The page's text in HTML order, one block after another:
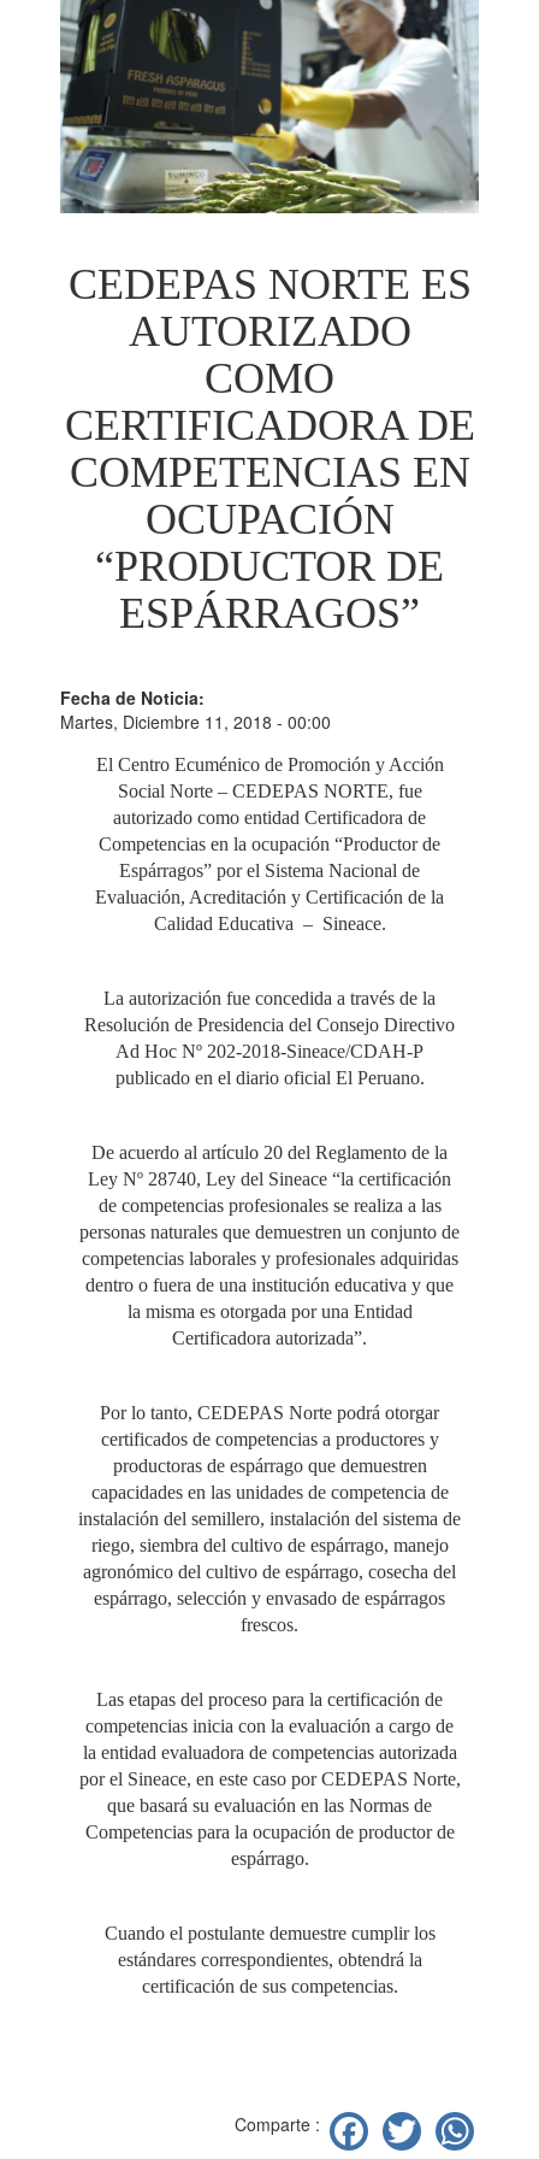
CEDEPAS NORTE ES
AUTORIZADO
COMO
CERTIFICADORA DE
COMPETENCIAS EN
OCUPACIÓN
“PRODUCTOR DE
ESPÁRRAGOS”
Fecha de Noticia:
Martes, Diciembre 11, 2018 - 00:00
El Centro Ecuménico de Promoción y Acción
Social Norte – CEDEPAS NORTE, fue
autorizado como entidad Certificadora de
Competencias en la ocupación “Productor de
Espárragos” por el Sistema Nacional de
Evaluación, Acreditación y Certificación de la
Calidad Educativa – Sineace.
La autorización fue concedida a través de la
Resolución de Presidencia del Consejo Directivo
Ad Hoc Nº 202-2018-Sineace/CDAH-P
publicado en el diario oficial El Peruano.
De acuerdo al artículo 20 del Reglamento de la
Ley Nº 28740, Ley del Sineace “la certificación
de competencias profesionales se realiza a las
personas naturales que demuestren un conjunto de
competencias laborales y profesionales adquiridas
dentro o fuera de una institución educativa y que
la misma es otorgada por una Entidad
Certificadora autorizada”.
Por lo tanto, CEDEPAS Norte podrá otorgar
certificados de competencias a productores y
productoras de espárrago que demuestren
capacidades en las unidades de competencia de
instalación del semillero, instalación del sistema de
riego, siembra del cultivo de espárrago, manejo
agronómico del cultivo de espárrago, cosecha del
espárrago, selección y envasado de espárragos
frescos.
Las etapas del proceso para la certificación de
competencias inicia con la evaluación a cargo de
la entidad evaluadora de competencias autorizada
por el Sineace, en este caso por CEDEPAS Norte,
que basará su evaluación en las Normas de
Competencias para la ocupación de productor de
espárrago.
Cuando el postulante demuestre cumplir los
estándares correspondientes, obtendrá la
certificación de sus competencias.
Comparte : Facebook
Twitter